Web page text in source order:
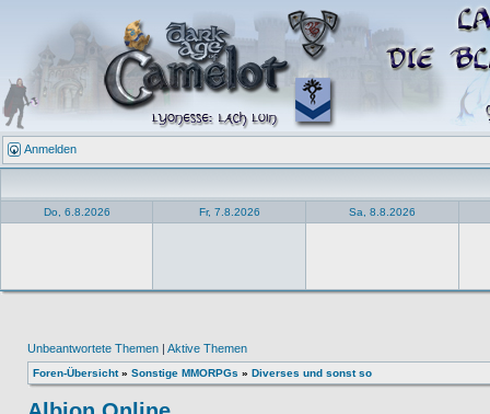
Anmelden
Do, 6.8.2026 Fr, 7.8.2026 Sa, 8.8.2026
Unbeantwortete Themen | Aktive Themen
Foren-Übersicht» Sonstige MMORPGs » Diverses und sonst so